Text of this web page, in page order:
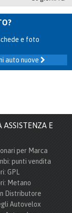
e foto
auto nuove
ASSISTENZA E
per Marca
punti vendita
GPL
Metano
Distributore
Autovelox